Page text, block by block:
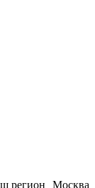
Москва
регион